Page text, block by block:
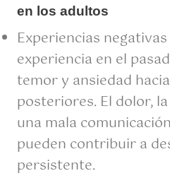
en los adultos
Experiencias
experiencia en el
temor y ansiedad
posteriores. El dolor,
una mala
pueden contribuir a
persistente.